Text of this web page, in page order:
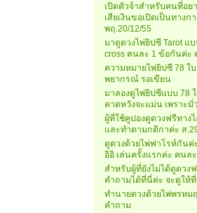
เปิดตัวจ้าสำหรับคนที่อย
เสียเงินขอเปิดเป็นทางก
พฤ.20/12/55
มาดูดวงไพ่ยิปซี Tarot แ
cross คนละ 1 ข้อกันค่ะ
ความหมายไพ่ยิปซี 78 ใ
พยากรณ์ รอเขียน
มาลองดูไพ่ยิปซีแบบ 78
คาดหวังจะแม่น เพราะมั่
ผู้ที่ใช้คูปองดูดวงฟรีทาง
และทำตามกติกาค่ะ ส
ดูดวงด้วยไพ่ฟาโรห์กัน
อิอิ เล่นครั้งแรกค่ะ คนล
สำหรับผู้ที่ยังไม่ได้ดูดวง
คำถามได้ที่นี่ค่ะ จะดูให้
ทำนายดวงด้วยไพ่พรห
คำถาม